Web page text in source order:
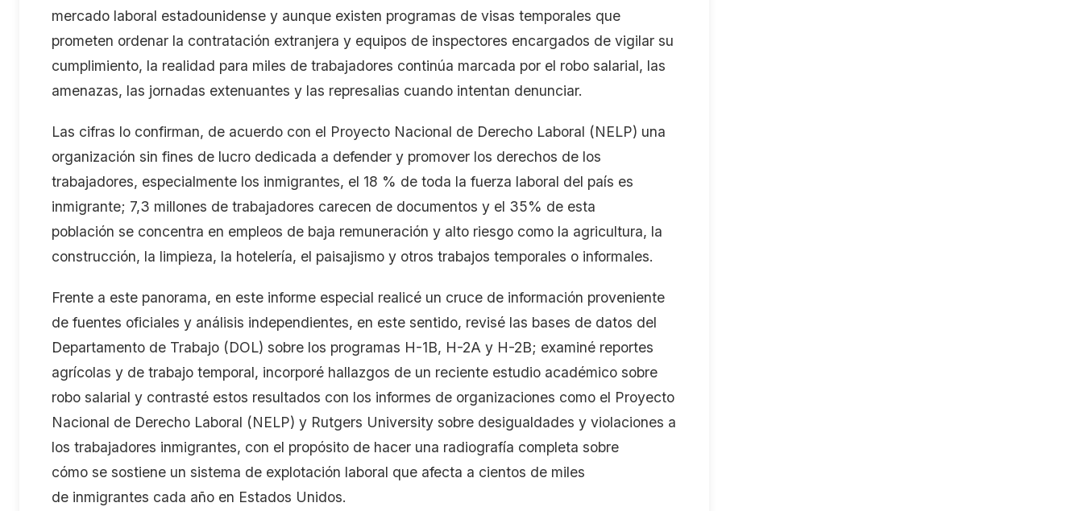
mercado laboral estadounidense y aunque existen programas de visas temporales que
prometen ordenar la contratación extranjera y equipos de inspectores encargados de vigilar su
cumplimiento, la realidad para miles de trabajadores continúa marcada por el robo salarial, las
amenazas, las jornadas extenuantes y las represalias cuando intentan denunciar.
Las cifras lo confirman, de acuerdo con el Proyecto Nacional de Derecho Laboral (NELP) una
organización sin fines de lucro dedicada a defender y promover los derechos de los
trabajadores, especialmente los inmigrantes, el 18 % de toda la fuerza laboral del país es
inmigrante; 7,3 millones de trabajadores carecen de documentos y el 35% de esta
población se concentra en empleos de baja remuneración y alto riesgo como la agricultura, la
construcción, la limpieza, la hotelería, el paisajismo y otros trabajos temporales o informales.
Frente a este panorama, en este informe especial realicé un cruce de información proveniente
de fuentes oficiales y análisis independientes, en este sentido, revisé las bases de datos del
Departamento de Trabajo (DOL) sobre los programas H-1B, H-2A y H-2B; examiné reportes
agrícolas y de trabajo temporal, incorporé hallazgos de un reciente estudio académico sobre
robo salarial y contrasté estos resultados con los informes de organizaciones como el Proyecto
Nacional de Derecho Laboral (NELP) y Rutgers University sobre desigualdades y violaciones a
los trabajadores inmigrantes, con el propósito de hacer una radiografía completa sobre
cómo se sostiene un sistema de explotación laboral que afecta a cientos de miles
de inmigrantes cada año en Estados Unidos.